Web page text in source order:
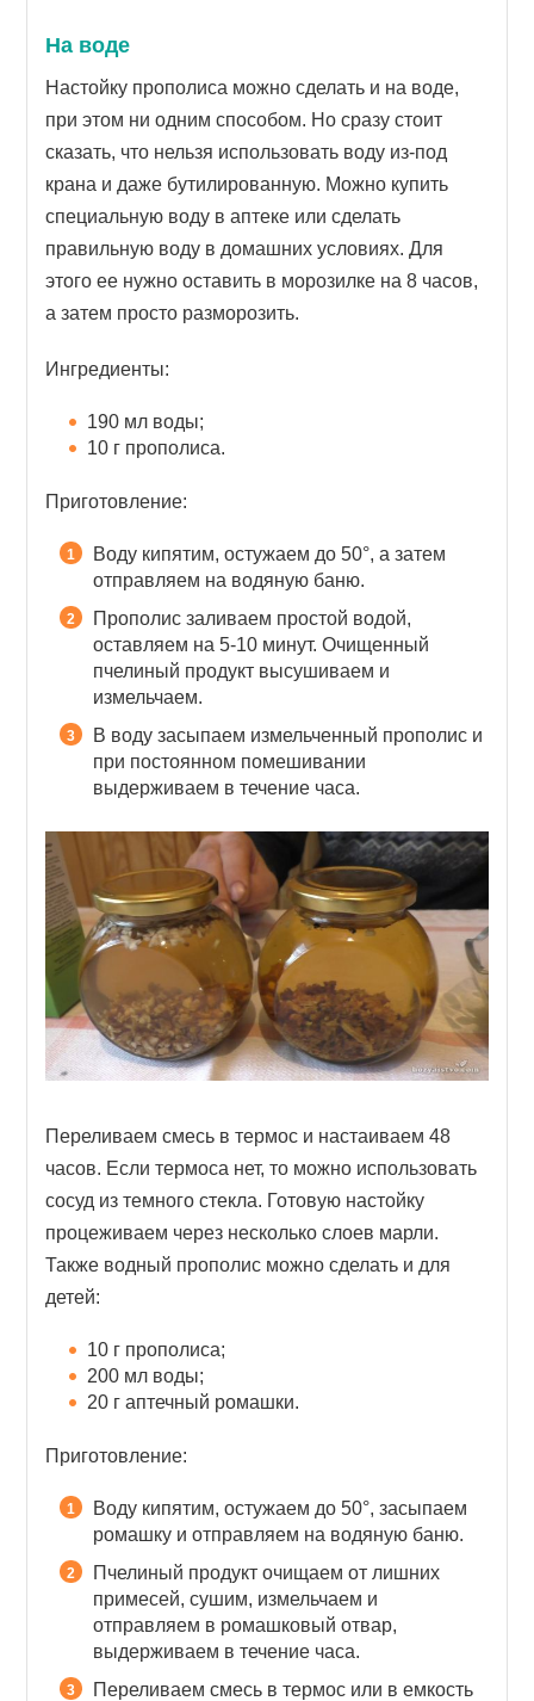
На воде
Настойку прополиса можно сделать и на воде,
при этом ни одним способом. Но сразу стоит
сказать, что нельзя использовать воду из-под
крана и даже бутилированную. Можно купить
специальную воду в аптеке или сделать
правильную воду в домашних условиях. Для
этого ее нужно оставить в морозилке на 8 часов,
а затем просто разморозить.
Ингредиенты:
190 мл воды;
10 г прополиса.
Приготовление:
Воду кипятим, остужаем до 50°, а затем
отправляем на водяную баню.
Прополис заливаем простой водой,
оставляем на 5-10 минут. Очищенный
пчелиный продукт высушиваем и
измельчаем.
В воду засыпаем измельченный прополис и
при постоянном помешивании
выдерживаем в течение часа.
Переливаем смесь в термос и настаиваем 48
часов. Если термоса нет, то можно использовать
сосуд из темного стекла. Готовую настойку
процеживаем через несколько слоев марли.
Также водный прополис можно сделать и для
детей:
10 г прополиса;
200 мл воды;
20 г аптечный ромашки.
Приготовление:
Воду кипятим, остужаем до 50°, засыпаем
ромашку и отправляем на водяную баню.
Пчелиный продукт очищаем от лишних
примесей, сушим, измельчаем и
отправляем в ромашковый отвар,
выдерживаем в течение часа.
Переливаем смесь в термос или в емкость